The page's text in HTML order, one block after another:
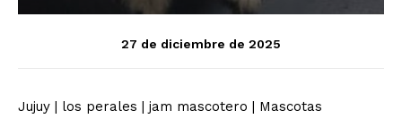
27 de diciembre de 2025
Jujuy | los perales | jam mascotero | Mascotas